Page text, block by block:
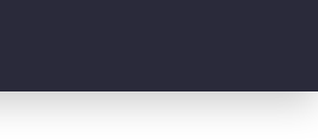
线